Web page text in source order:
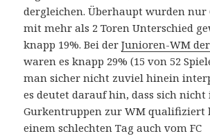
dergleichen. Überhaupt wurden nur
mit mehr als 2 Toren Unterschied
knapp 19%. Bei derJunioren-WM
waren es knapp 29% (15 von 52
man sicher nicht zuviel hinein
es deutet darauf hin, dass sich nicht
Gurkentruppen zur WM qualifiziert
einem schlechten Tag auch vom FC